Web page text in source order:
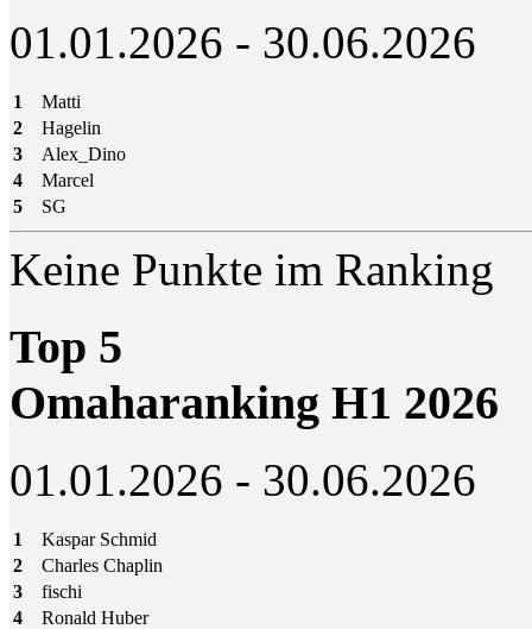
01.01.2026 - 30.06.2026
1
Matti
2
Hagelin
3
Alex_Dino
4
Marcel
5
SG
Keine Punkte im Ranking
Top 5
Omaharanking H1 2026
01.01.2026 - 30.06.2026
1
Kaspar Schmid
2
Charles Chaplin
3
fischi
4
Ronald Huber